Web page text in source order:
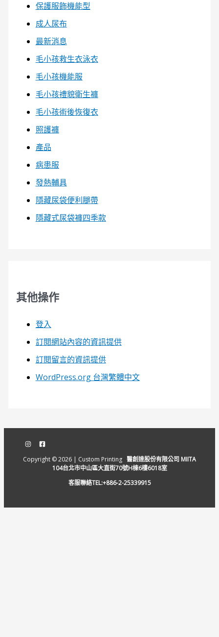
保護服飾機能型
成人尿布
最新消息
毛小孩救生衣泳衣
毛小孩機能服
毛小孩禮貌衛生褲
毛小孩術後恢復衣
照護褲
產品
病患服
發熱輔具
隱藏尿袋便利腿帶
隱藏式尿袋褲四季款
其他操作
登入
訂閱網站內容的資訊提供
訂閱留言的資訊提供
WordPress.org 台灣繁體中文
Copyright © 2026 | Custom Printing 醫創達股份有限公司 MIITA
104台北市中山區大直街70號H棟6樓6018室
客服聯絡TEL:+886-2-25339915